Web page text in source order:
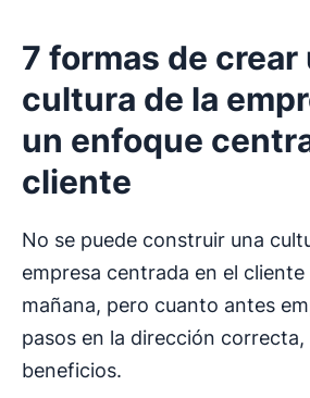
7 formas de crear
cultura de la
un enfoque
cliente
No se puede construir una
empresa centrada en el cliente
mañana, pero cuanto antes
pasos en la dirección
beneficios.